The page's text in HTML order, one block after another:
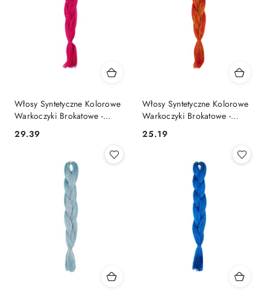
Włosy Syntetyczne Kolorowe
Warkoczyki Brokatowe -
ZBF22F
Cena:
29.39
Włosy Syntetyczne Kolorowe
Warkoczyki Brokatowe -
ZB010Z
Cena:
25.19